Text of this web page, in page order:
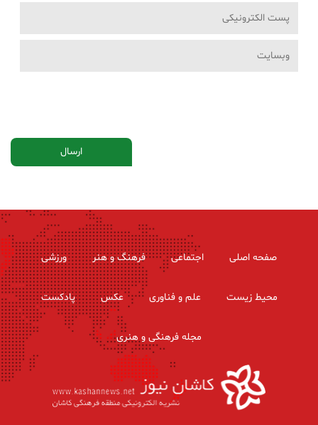
صفحه اصلی اجتماعی فرهنگ و هنر ورزشی
محیط زیست علم و فناوری عکس پادکست
مجله فرهنگی و هنری